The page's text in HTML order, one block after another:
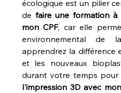
écologique est un pilier
de faire une formation à
mon CPF, car elle
environnemental de
apprendrez la différence
et les nouveaux
durant votre temps
l'impression 3D avec